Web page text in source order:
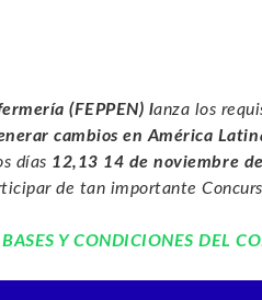
(FEPPEN) lanza los
cambios en América
días 12,13 14 de noviembre
de tan importante
BASES Y CONDICIONES DEL